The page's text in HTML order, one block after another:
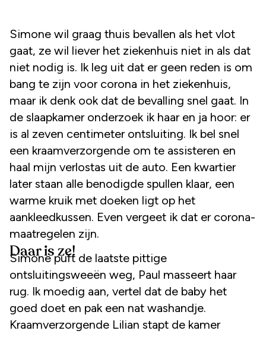
Simone wil graag thuis bevallen als het vlot
gaat, ze wil liever het ziekenhuis niet in als dat
niet nodig is. Ik leg uit dat er geen reden is om
bang te zijn voor corona in het ziekenhuis,
maar ik denk ook dat de bevalling snel gaat. In
de slaapkamer onderzoek ik haar en ja hoor: er
is al zeven centimeter ontsluiting. Ik bel snel
een kraamverzorgende om te assisteren en
haal mijn verlostas uit de auto. Een kwartier
later staan alle benodigde spullen klaar, een
warme kruik met doeken ligt op het
aankleedkussen. Even vergeet ik dat er corona-
maatregelen zijn.
Daar is ze!
Simone puft de laatste pittige
ontsluitingsweeën weg, Paul masseert haar
rug. Ik moedig aan, vertel dat de baby het
goed doet en pak een nat washandje.
Kraamverzorgende Lilian stapt de kamer